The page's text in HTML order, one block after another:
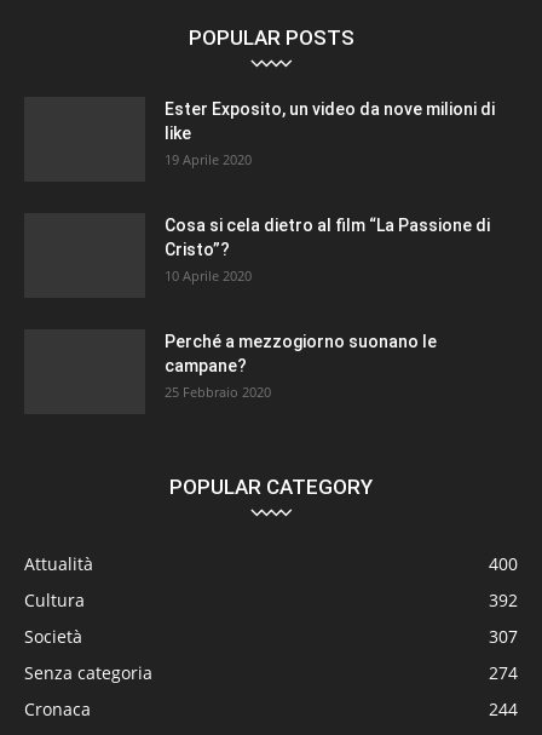
POPULAR POSTS
Ester Exposito, un video da nove milioni di
like
19 Aprile 2020
Cosa si cela dietro al film “La Passione di
Cristo”?
10 Aprile 2020
Perché a mezzogiorno suonano le
campane?
25 Febbraio 2020
POPULAR CATEGORY
Attualità
400
Cultura
392
Società
307
Senza categoria
274
Cronaca
244